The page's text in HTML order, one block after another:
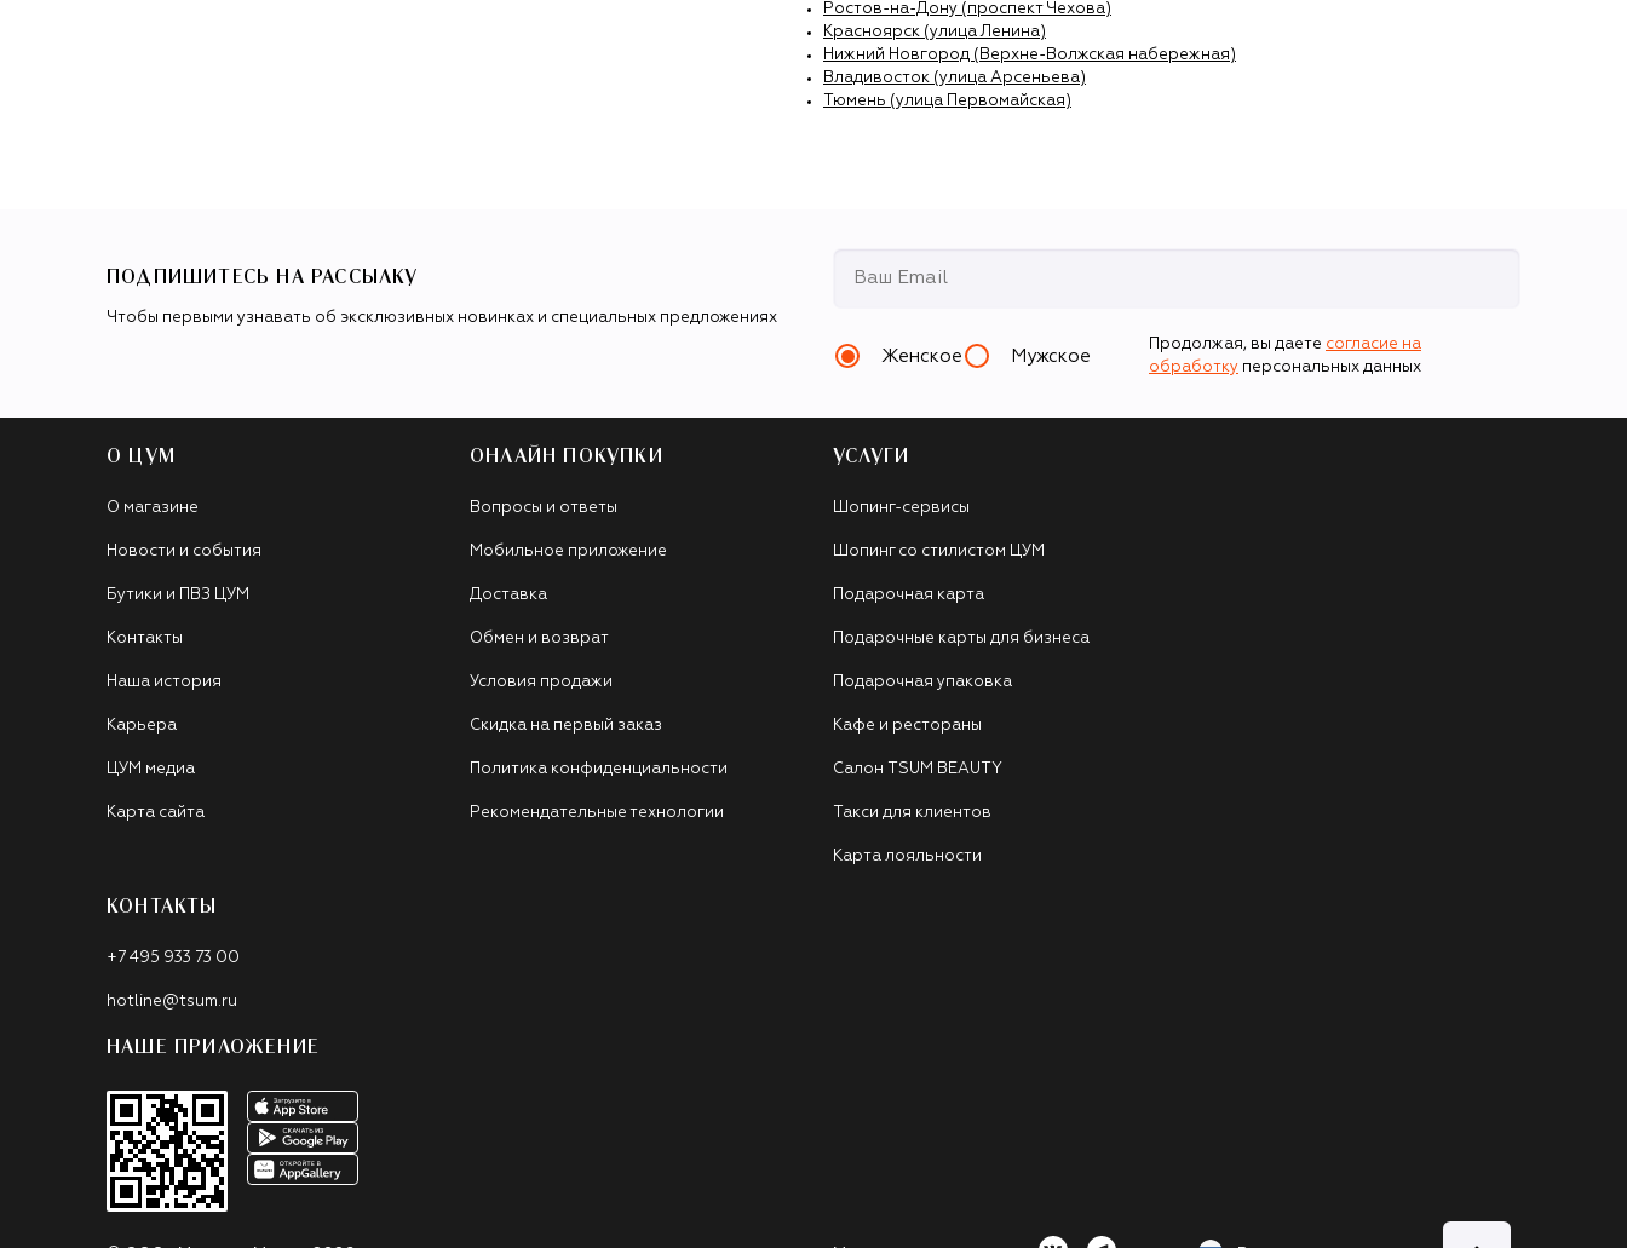
Ростов-на-Дону (проспект Чехова)
Красноярск (улица Ленина)
Нижний Новгород (Верхне-Волжская набережная)
Владивосток (улица Арсеньева)
Тюмень (улица Первомайская)
ПОДПИШИТЕСЬ НА РАССЫЛКУ
Чтобы первыми узнавать об эксклюзивных новинках и специальных предложениях
Женское Мужское
Продолжая, вы даете согласие на
обработку персональных данных
О ЦУМ
О магазине
Новости и события
Бутики и ПВЗ ЦУМ
Контакты
Наша история
Карьера
ЦУМ медиа
Карта сайта
ОНЛАЙН ПОКУПКИ
Вопросы и ответы
Мобильное приложение
Доставка
Обмен и возврат
Условия продажи
Скидка на первый заказ
Политика конфиденциальности
Рекомендательные технологии
УСЛУГИ
Шопинг-сервисы
Шопинг со стилистом ЦУМ
Подарочная карта
Подарочные карты для бизнеса
Подарочная упаковка
Кафе и рестораны
Салон TSUM BEAUTY
Такси для клиентов
Карта лояльности
КОНТАКТЫ
+7 495 933 73 00
hotline@tsum.ru
НАШЕ ПРИЛОЖЕНИЕ